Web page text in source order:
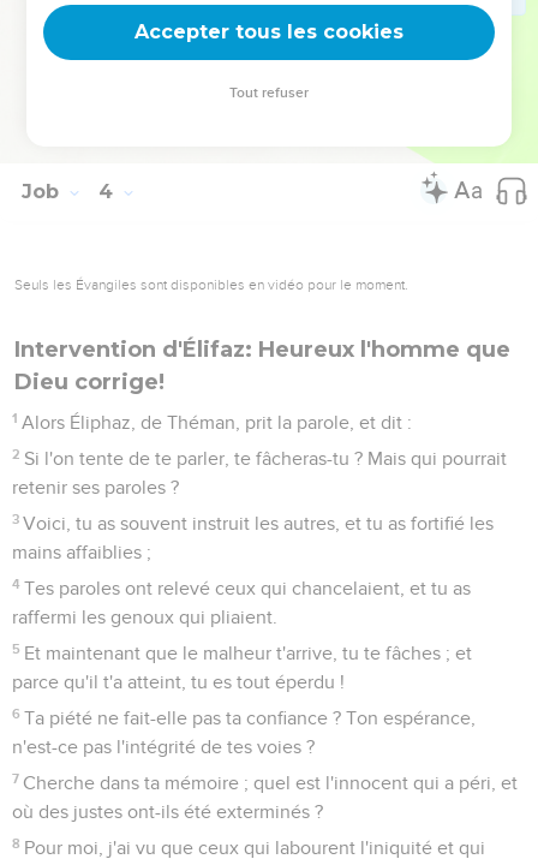
comme l'eau.
Ce que je crains m'arrive, et ce que j'appréhende vient sur
Job 4
Seuls les Évangiles sont disponibles en vidéo pour le moment.
Intervention d'Élifaz: Heureux l'homme que
Dieu corrige!
1 Alors Éliphaz, de Théman, prit la parole, et dit :
2 Si l'on tente de te parler, te fâcheras-tu ? Mais qui pourrait
retenir ses paroles ?
3 Voici, tu as souvent instruit les autres, et tu as fortifié les
mains affaiblies ;
4 Tes paroles ont relevé ceux qui chancelaient, et tu as
raffermi les genoux qui pliaient.
5 Et maintenant que le malheur t'arrive, tu te fâches ; et
parce qu'il t'a atteint, tu es tout éperdu !
6 Ta piété ne fait-elle pas ta confiance ? Ton espérance,
n'est-ce pas l'intégrité de tes voies ?
7 Cherche dans ta mémoire ; quel est l'innocent qui a péri, et
où des justes ont-ils été exterminés ?
8 Pour moi, j'ai vu que ceux qui labourent l'iniquité et qui
Accepter tous les cookies
Tout refuser